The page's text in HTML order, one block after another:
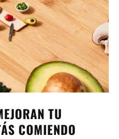
TU
COMIENDO